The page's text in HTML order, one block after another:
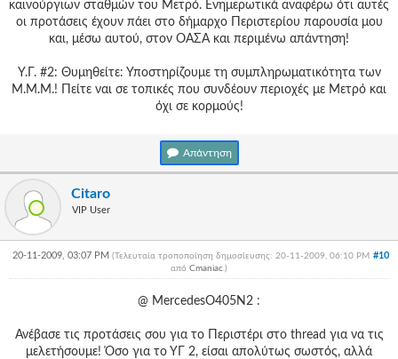
καινούργιων σταθμών του Μετρό. Ενημερωτικά αναφέρω ότι αυτές
οι προτάσεις έχουν πάει στο δήμαρχο Περιστερίου παρουσία μου
και, μέσω αυτού, στον ΟΑΣΑ και περιμένω απάντηση!
Υ.Γ. #2: Θυμηθείτε: Υποστηρίζουμε τη συμπληρωματικότητα των
Μ.Μ.Μ.! Πείτε ναι σε τοπικές που συνδέουν περιοχές με Μετρό και
όχι σε κορμούς!
Απάντηση
Citaro
VIP User
#10
20-11-2009, 03:07 PM (Τελευταία τροποποίηση δημοσίευσης: 20-11-2009, 06:10 PM
από Cmaniac.)
@ ΜercedesO405N2 :
Ανέβασε τις προτάσεις σου για το Περιστέρι στο thread για να τις
μελετήσουμε! Όσο για το ΥΓ 2, είσαι απολύτως σωστός, αλλά